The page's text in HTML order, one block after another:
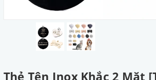
Thẻ Tên Inox Khắc 2 Mặt